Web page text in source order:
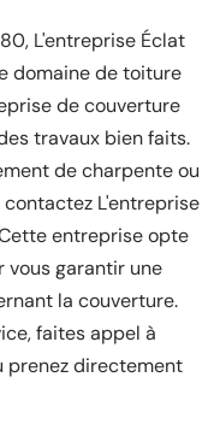
L'entreprise Éclat
domaine de toiture
de couverture
travaux bien faits.
de charpente ou
contactez L'entreprise
Cette entreprise opte
vous garantir une
la couverture.
faites appel à
prenez directement